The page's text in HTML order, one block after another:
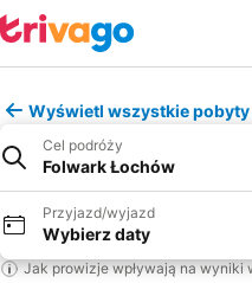
Wyświetl wszystkie
Cel podróży
Folwark Łochów
Przyjazd/wyjazd
Wybierz daty
Jak prowizje wpływają na wyniki